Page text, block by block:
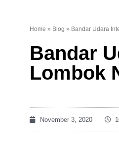
Home » Blog » Bandar Udara
Bandar
Lombok
November 3, 2020